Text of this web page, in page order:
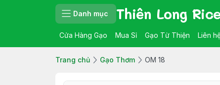
Danh mục Thiên Long Rice
Cửa Hàng Gạo Mua Sỉ Gạo Từ Thiện Liên
Trang chủ Gạo Thơm OM 18